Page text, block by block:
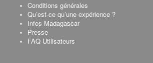
Conditions générales
Qu’est-ce qu’une expérience ?
Infos Madagascar
Presse
FAQ Utilisateurs